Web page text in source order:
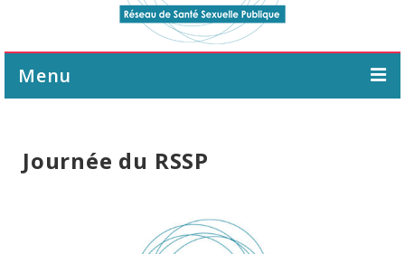
Menu
AGENDA
Journée du RSSP